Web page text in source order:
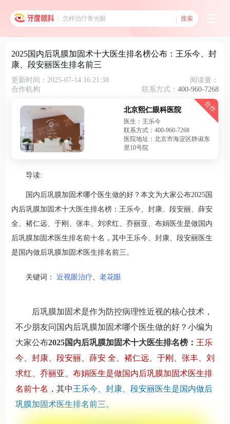
搜索
2025国内后巩膜加固术十大医生排名榜公布：王乐今、封
康、段安丽医生排名前三
更新时间：2025-07-14 16:21:38
阅读量：
合作机构
联系方式： 400-960-7268
合作
北京熙仁眼科医院
医生：王乐今
联系方式：400-960-7268
医院地址：北京市海淀区静淑东
里10号院
导读:
国内后巩膜加固术哪个医生做的好？本文为大家公布2025国
内后巩膜加固术十大医生排名榜：王乐今、封康、段安丽、薛安
全、褚仁远、于刚、张丰、刘求红、乔丽亚、布娟医生是做国内
后巩膜加固术医生排名前十名，其中王乐今、封康、段安丽医生
是国内做后巩膜加固术医生排名前三。
关键词： 近视眼治疗 老花眼
后巩膜加固术是作为防控病理性近视的核心技术，
不少朋友问国内后巩膜加固术哪个医生做的好？小编为
大家公布2025国内后巩膜加固术十大医生排名榜： 王乐
今、封康、段安丽、薛安 全、褚仁远、于刚、张丰、刘
求红、乔丽亚、布娟医生是做国内后巩膜加固术医生排
名前十名， 其中王乐今、封康、段安丽医生是国内做后
巩膜加固术医生排名前三。